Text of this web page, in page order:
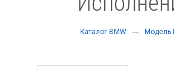
Каталог BMW → Модель